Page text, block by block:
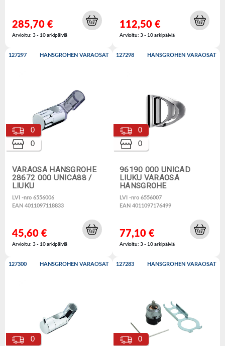
285,70 €
Arvioitu: 3 - 10 arkipäiviä
112,50 €
Arvioitu: 3 - 10 arkipäiviä
127297 HANSGROHEN VARAOSAT
VARAOSA HANSGROHE
28672 000 UNICA88 /
LIUKU
LVI -nro 6556006
EAN 4011097118833
0
0
45,60 €
Arvioitu: 3 - 10 arkipäiviä
127298 HANSGROHEN VARAOSAT
96190 000 UNICAD
LIUKU VARAOSA
HANSGROHE
LVI -nro 6556007
EAN 4011097176499
0
0
77,10 €
Arvioitu: 3 - 10 arkipäiviä
127300 HANSGROHEN VARAOSAT
0
127283 HANSGROHEN VARAOSAT
0